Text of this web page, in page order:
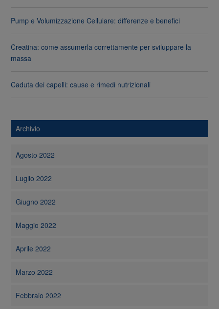
Pump e Volumizzazione Cellulare: differenze e benefici
Creatina: come assumerla correttamente per sviluppare la
massa
Caduta dei capelli: cause e rimedi nutrizionali
Archivio
Agosto 2022
Luglio 2022
Giugno 2022
Maggio 2022
Aprile 2022
Marzo 2022
Febbraio 2022